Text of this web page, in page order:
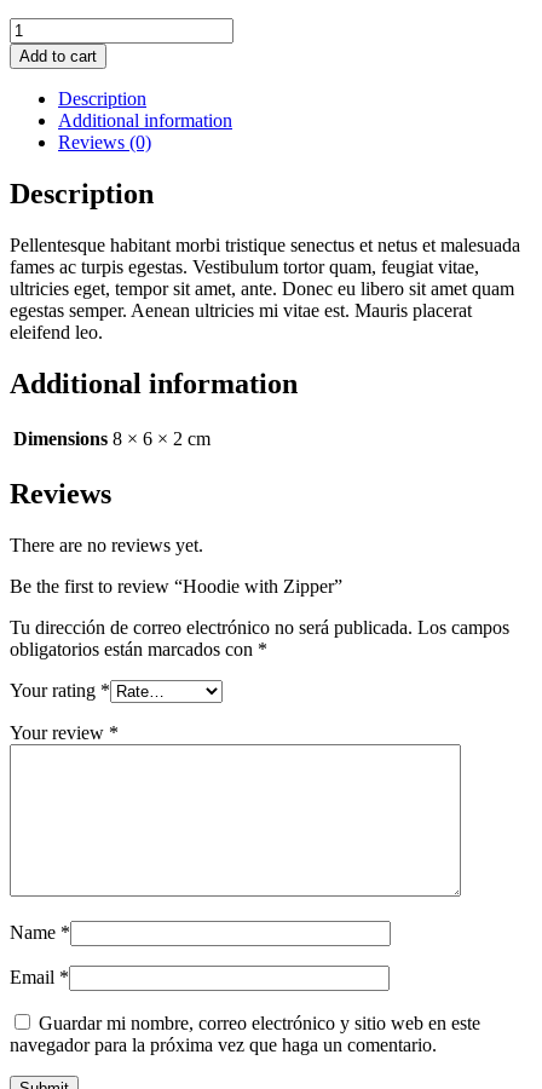
Hoodie
with
Zipper
quantity
Add to cart
Description
Additional information
Reviews (0)
Description
Pellentesque habitant morbi tristique senectus et netus et malesuada
fames ac turpis egestas. Vestibulum tortor quam, feugiat vitae,
ultricies eget, tempor sit amet, ante. Donec eu libero sit amet quam
egestas semper. Aenean ultricies mi vitae est. Mauris placerat
eleifend leo.
Additional information
Dimensions 8 × 6 × 2 cm
Reviews
There are no reviews yet.
Be the first to review “Hoodie with Zipper”
Tu dirección de correo electrónico no será publicada. Los campos
obligatorios están marcados con *
Your rating *
Your review *
Name *
Email *
Guardar mi nombre, correo electrónico y sitio web en este
navegador para la próxima vez que haga un comentario.